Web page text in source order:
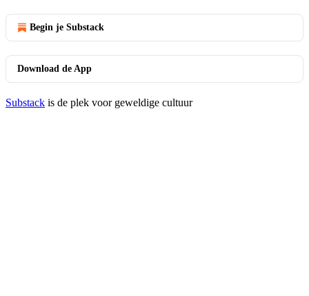
Begin je Substack
Download de App
Substack is de plek voor geweldige cultuur